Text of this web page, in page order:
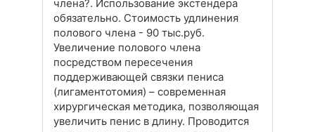
члена?. Использование экстендера
обязательно. Стоимость удлинения
полового члена - 90 тыс.руб.
Увеличение полового члена
посредством пересечения
поддерживающей связки пениса
(лигаментотомия) – современная
хирургическая методика, позволяющая
увеличить пенис в длину. Проводится